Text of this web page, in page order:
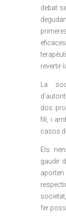
debat
revertir-
La
dos
fill, i
casos
Els
gaudir
fer